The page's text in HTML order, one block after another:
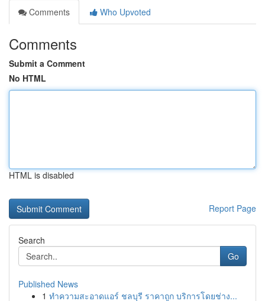
Comments
Who Upvoted
Comments
Submit a Comment
No HTML
HTML is disabled
Report Page
Search
Go
Published News
1 ทำความสะอาดแอร์ ชลบุรี ราคาถูก บริการโดยช่าง...